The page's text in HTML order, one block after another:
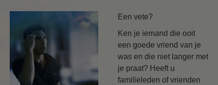
Een vete?
Ken je iemand die ooit
een goede vriend van je
was en die niet langer met
je praat? Heeft u
familieleden of vrienden